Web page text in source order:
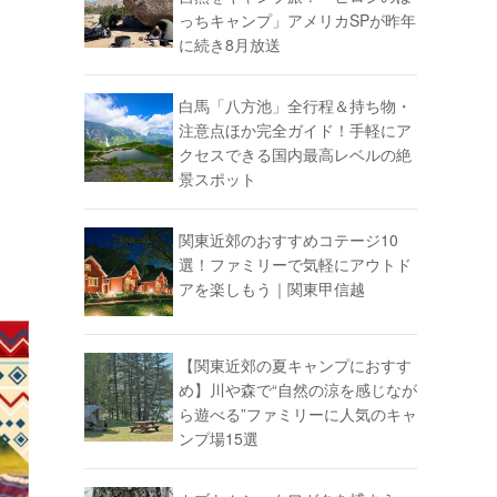
っちキャンプ」アメリカSPが昨年
に続き8月放送
白馬「八方池」全行程＆持ち物・
注意点ほか完全ガイド！手軽にア
クセスできる国内最高レベルの絶
景スポット
関東近郊のおすすめコテージ10
選！ファミリーで気軽にアウトド
アを楽しもう｜関東甲信越
【関東近郊の夏キャンプにおすす
め】川や森で“自然の涼を感じなが
ら遊べる”ファミリーに人気のキャ
ンプ場15選